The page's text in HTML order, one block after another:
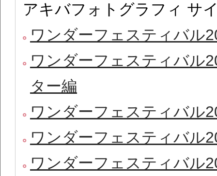
アキバフォトグラフィ サ
ワンダーフェスティバル
ワンダーフェスティバル
ター編
ワンダーフェスティバル
ワンダーフェスティバル
ワンダーフェスティバル